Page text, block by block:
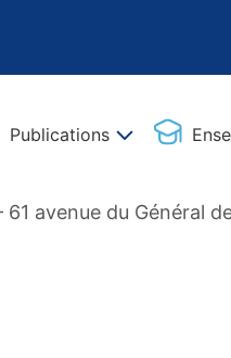
Publications
avenue du Général